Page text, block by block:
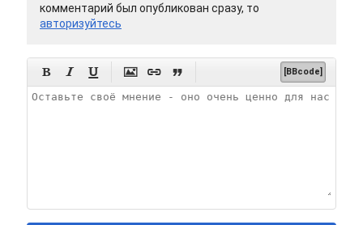
комментарий был опубликован сразу, то
авторизуйтесь
      [BBcode]